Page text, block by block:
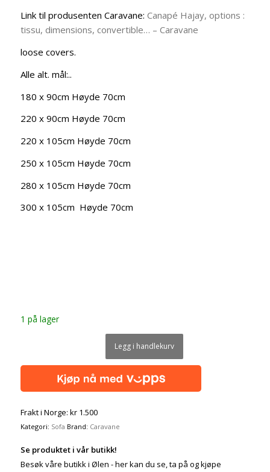
Link til produsenten Caravane: Canapé Hajay, options :
tissu, dimensions, convertible… – Caravane
loose covers.
Alle alt. mål:..
180 x 90cm Høyde 70cm
220 x 90cm Høyde 70cm
220 x 105cm Høyde 70cm
250 x 105cm Høyde 70cm
280 x 105cm Høyde 70cm
300 x 105cm Høyde 70cm
1 på lager
Legg i handlekurv
Frakt i Norge: kr 1.500
Kategori: Sofa Brand: Caravane
Se produktet i vår butikk!
Besøk våre butikk i Ølen - her kan du se, ta på og kjøpe